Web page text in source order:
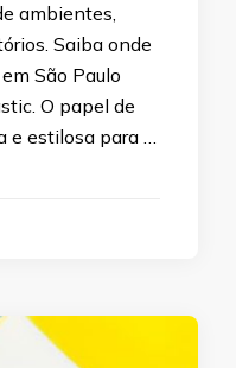
ambientes,
Saiba onde
São Paulo
O papel de
e estilosa para …